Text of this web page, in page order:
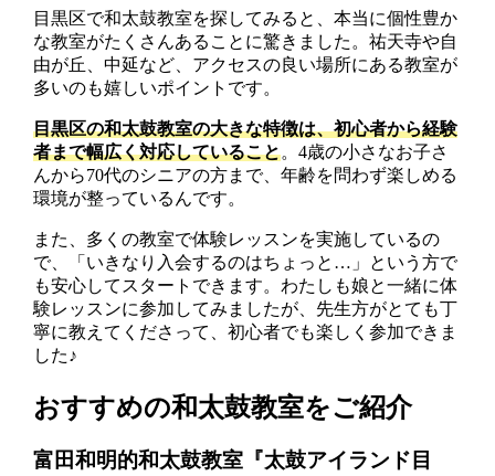
目黒区で和太鼓教室を探してみると、本当に個性豊か
な教室がたくさんあることに驚きました。祐天寺や自
由が丘、中延など、アクセスの良い場所にある教室が
多いのも嬉しいポイントです。
目黒区の和太鼓教室の大きな特徴は、初心者から経験
者まで幅広く対応していること。4歳の小さなお子さ
んから70代のシニアの方まで、年齢を問わず楽しめる
環境が整っているんです。
また、多くの教室で体験レッスンを実施しているの
で、「いきなり入会するのはちょっと…」という方で
も安心してスタートできます。わたしも娘と一緒に体
験レッスンに参加してみましたが、先生方がとても丁
寧に教えてくださって、初心者でも楽しく参加できま
した♪
おすすめの和太鼓教室をご紹介
富田和明的和太鼓教室『太鼓アイランド目